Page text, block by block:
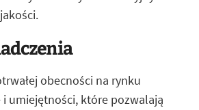
obecności na rynku
umiejętności, które pozwalają